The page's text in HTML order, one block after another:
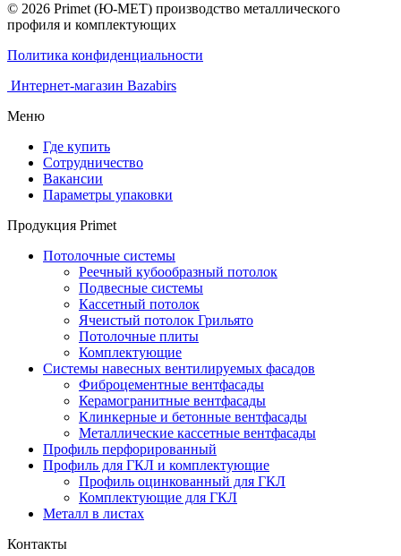
© 2026 Primet (Ю-МЕТ) производство металлического
профиля и комплектующих
Политика конфиденциальности
Интернет-магазин Bazabirs
Меню
Где купить
Сотрудничество
Вакансии
Параметры упаковки
Продукция Primet
Потолочные системы
Реечный кубообразный потолок
Подвесные системы
Кассетный потолок
Ячеистый потолок Грильято
Потолочные плиты
Комплектующие
Системы навесных вентилируемых фасадов
Фиброцементные вентфасады
Керамогранитные вентфасады
Клинкерные и бетонные вентфасады
Металлические кассетные вентфасады
Профиль перфорированный
Профиль для ГКЛ и комплектующие
Профиль оцинкованный для ГКЛ
Комплектующие для ГКЛ
Металл в листах
Контакты